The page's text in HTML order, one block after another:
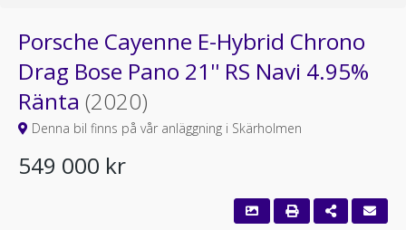
Porsche Cayenne E-Hybrid Chrono
Drag Bose Pano 21'' RS Navi 4.95%
Ränta (2020)
Denna bil finns på vår anläggning i Skärholmen
549 000 kr